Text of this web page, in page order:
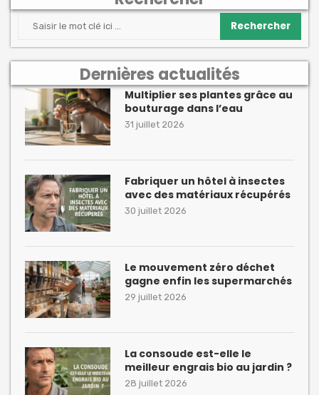
Rechercher
Dernières actualités
Multiplier ses plantes grâce au
bouturage dans l’eau
31 juillet 2026
Fabriquer un hôtel à insectes
avec des matériaux récupérés
30 juillet 2026
Le mouvement zéro déchet
gagne enfin les supermarchés
29 juillet 2026
La consoude est-elle le
meilleur engrais bio au jardin ?
28 juillet 2026